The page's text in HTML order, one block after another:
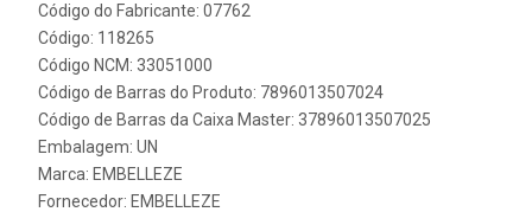
Código do Fabricante: 07762
Código: 118265
Código NCM: 33051000
Código de Barras do Produto: 7896013507024
Código de Barras da Caixa Master: 37896013507025
Embalagem: UN
Marca: EMBELLEZE
Fornecedor: EMBELLEZE